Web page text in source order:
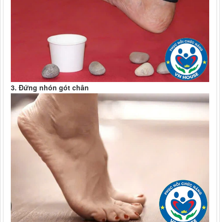
3. Đứng nhón gót chân